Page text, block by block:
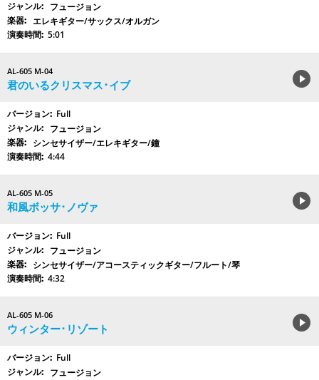
フュージョン
エレキギター/サックス/オルガン
5:01
AL-605 M-04
君のいるクリスマス･イブ
Full
フュージョン
シンセサイザー/エレキギター/鐘
4:44
AL-605 M-05
和風ボッサ･ノヴァ
Full
フュージョン
シンセサイザー/アコースティックギター/フルート/琴
4:32
AL-605 M-06
ウィンター･リゾート
Full
フュージョン